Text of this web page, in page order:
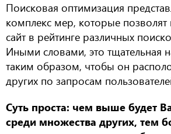
Поисковая оптимизация
комплекс мер, которые
сайт в рейтинге различных
Иными словами, это тщательная
таким образом, чтобы он
других по запросам
Суть проста: чем выше будет
среди множества других, тем